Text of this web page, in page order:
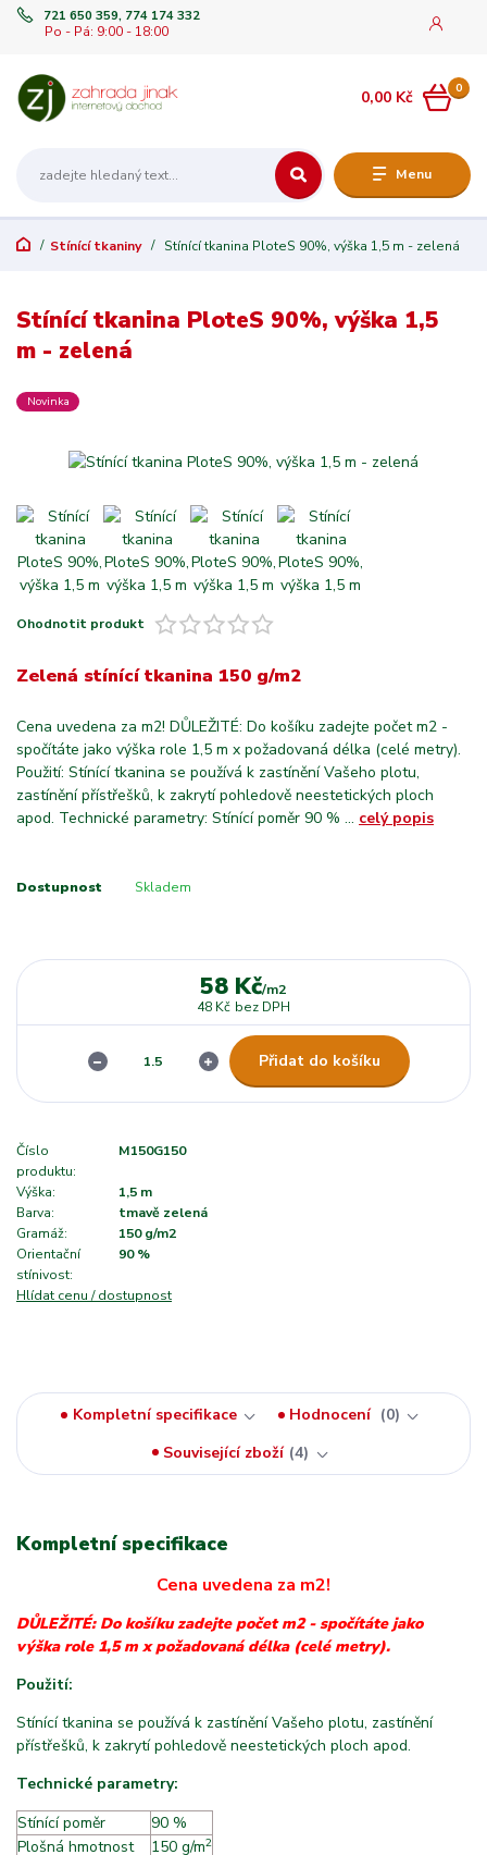
Menu
721 650 359, 774 174 332
Po - Pá: 9:00 - 18:00
0
0,00 Kč
Stínící tkaniny Stínící tkanina PloteS 90%, výška 1,5 m - zelená
Stínící tkanina PloteS 90%, výška 1,5
m - zelená
Novinka
Ohodnotit produkt
Zelená stínící tkanina 150 g/m2
Cena uvedena za m2! DŮLEŽITÉ: Do košíku zadejte počet m2 -
spočítáte jako výška role 1,5 m x požadovaná délka (celé metry).
Použití: Stínící tkanina se používá k zastínění Vašeho plotu,
zastínění přístřešků, k zakrytí pohledově neestetických ploch
apod. Technické parametry: Stínící poměr 90 % ... celý popis
Dostupnost Skladem
58 Kč/m2
48 Kč bez DPH
Přidat do košíku
Číslo
produktu:
M150G150
Výška:
1,5 m
Barva:
tmavě zelená
Gramáž:
150 g/m2
Orientační
stínivost:
90 %
Hlídat cenu / dostupnost
Kompletní specifikace Hodnocení
0
Související zboží 4
Kompletní specifikace
Cena uvedena za m2!
DŮLEŽITÉ: Do košíku zadejte počet m2 - spočítáte jako
výška role 1,5 m x požadovaná délka (celé metry).
Použití:
Stínící tkanina se používá k zastínění Vašeho plotu, zastínění
přístřešků, k zakrytí pohledově neestetických ploch apod.
Technické parametry:
Stínící poměr
90 %
Plošná hmotnost
150 g/m2